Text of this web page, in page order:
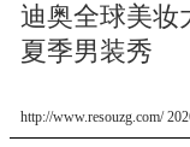
迪奥全球美妆
夏季男装秀
http://www.resouzg.com/